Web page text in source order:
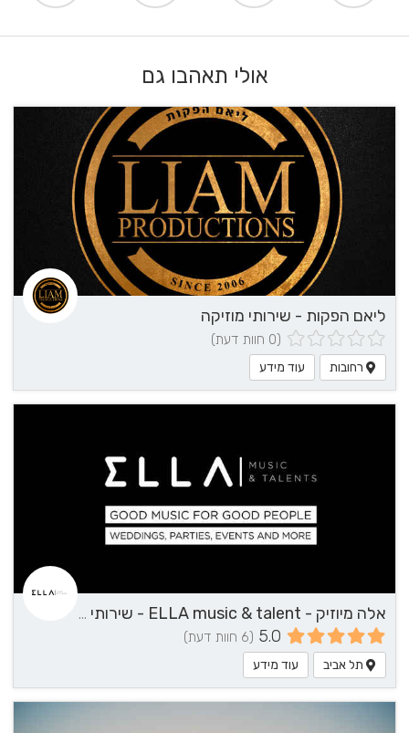
אולי תאהבו גם
ליאם הפקות - שירותי מוזיקה
(0 חוות דעת)
רחובות עוד מידע
אלה מיוזיק - ELLA music & talent - שירותי מוזיקה
5.0 (6 חוות דעת)
תל אביב עוד מידע